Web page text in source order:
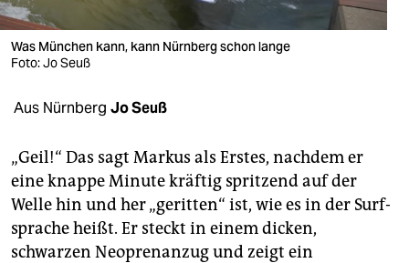
verlag
verlag
veranstaltungen
fragen & hilfe
unterstützen
abo
Was München kann, kann Nürnberg schon lange
Foto: Jo Seuß
Aus Nürnberg Jo Seuß
„Geil!“ Das sagt Markus als Erstes, nachdem er
eine knappe Minute kräftig spritzend auf der
Welle hin und her „geritten“ ist, wie es in der Surf­
sprache heißt. Er steckt in einem dicken,
schwarzen Neoprenanzug und zeigt ein